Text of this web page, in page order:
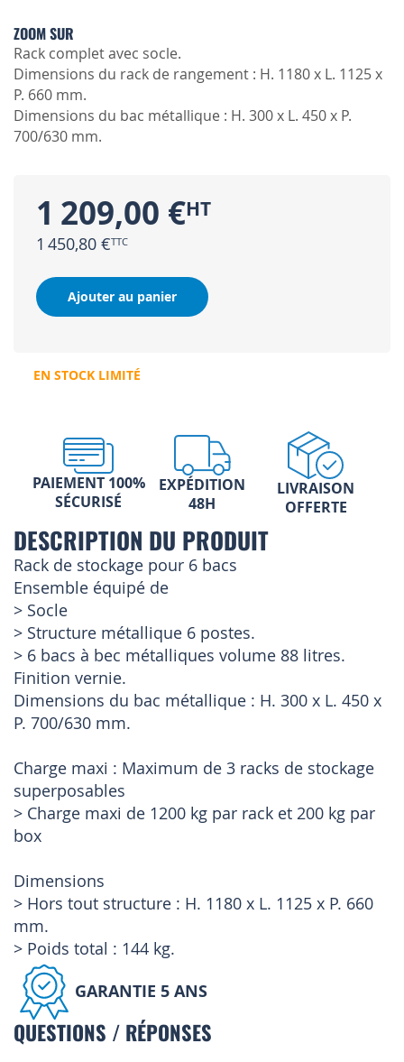
ZOOM SUR
Rack complet avec socle.
Dimensions du rack de rangement : H. 1180 x L. 1125 x
P. 660 mm.
Dimensions du bac métallique : H. 300 x L. 450 x P.
700/630 mm.
1 209,00 €
1 450,80 €
Ajouter au panier
EN STOCK LIMITÉ
PAIEMENT 100%
SÉCURISÉ
EXPÉDITION
48H
LIVRAISON
OFFERTE
DESCRIPTION DU PRODUIT
Rack de stockage pour 6 bacs
Ensemble équipé de
> Socle
> Structure métallique 6 postes.
> 6 bacs à bec métalliques volume 88 litres.
Finition vernie.
Dimensions du bac métallique : H. 300 x L. 450 x
P. 700/630 mm.
Charge maxi : Maximum de 3 racks de stockage
superposables
> Charge maxi de 1200 kg par rack et 200 kg par
box
Dimensions
> Hors tout structure : H. 1180 x L. 1125 x P. 660
mm.
> Poids total : 144 kg.
GARANTIE 5 ANS
QUESTIONS / RÉPONSES